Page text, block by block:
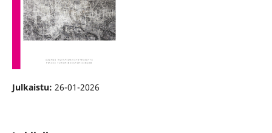
Julkaistu: 26-01-2026